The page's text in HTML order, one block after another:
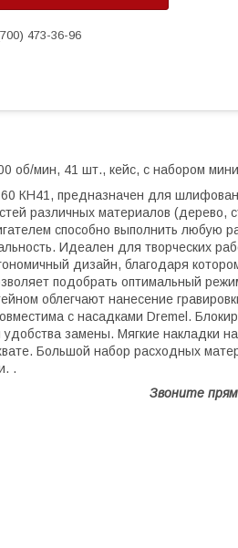
473-36-96
об/мин, 41 шт., кейс, с набором
КН41, предназначен для
различных материалов (дерево,
способно выполнить любую
Идеален для творческих
дизайн, благодаря
подобрать оптимальный
облегчают нанесение
с насадками Dremel.
замены. Мягкие накладки
Большой набор расходных
.
Звоните